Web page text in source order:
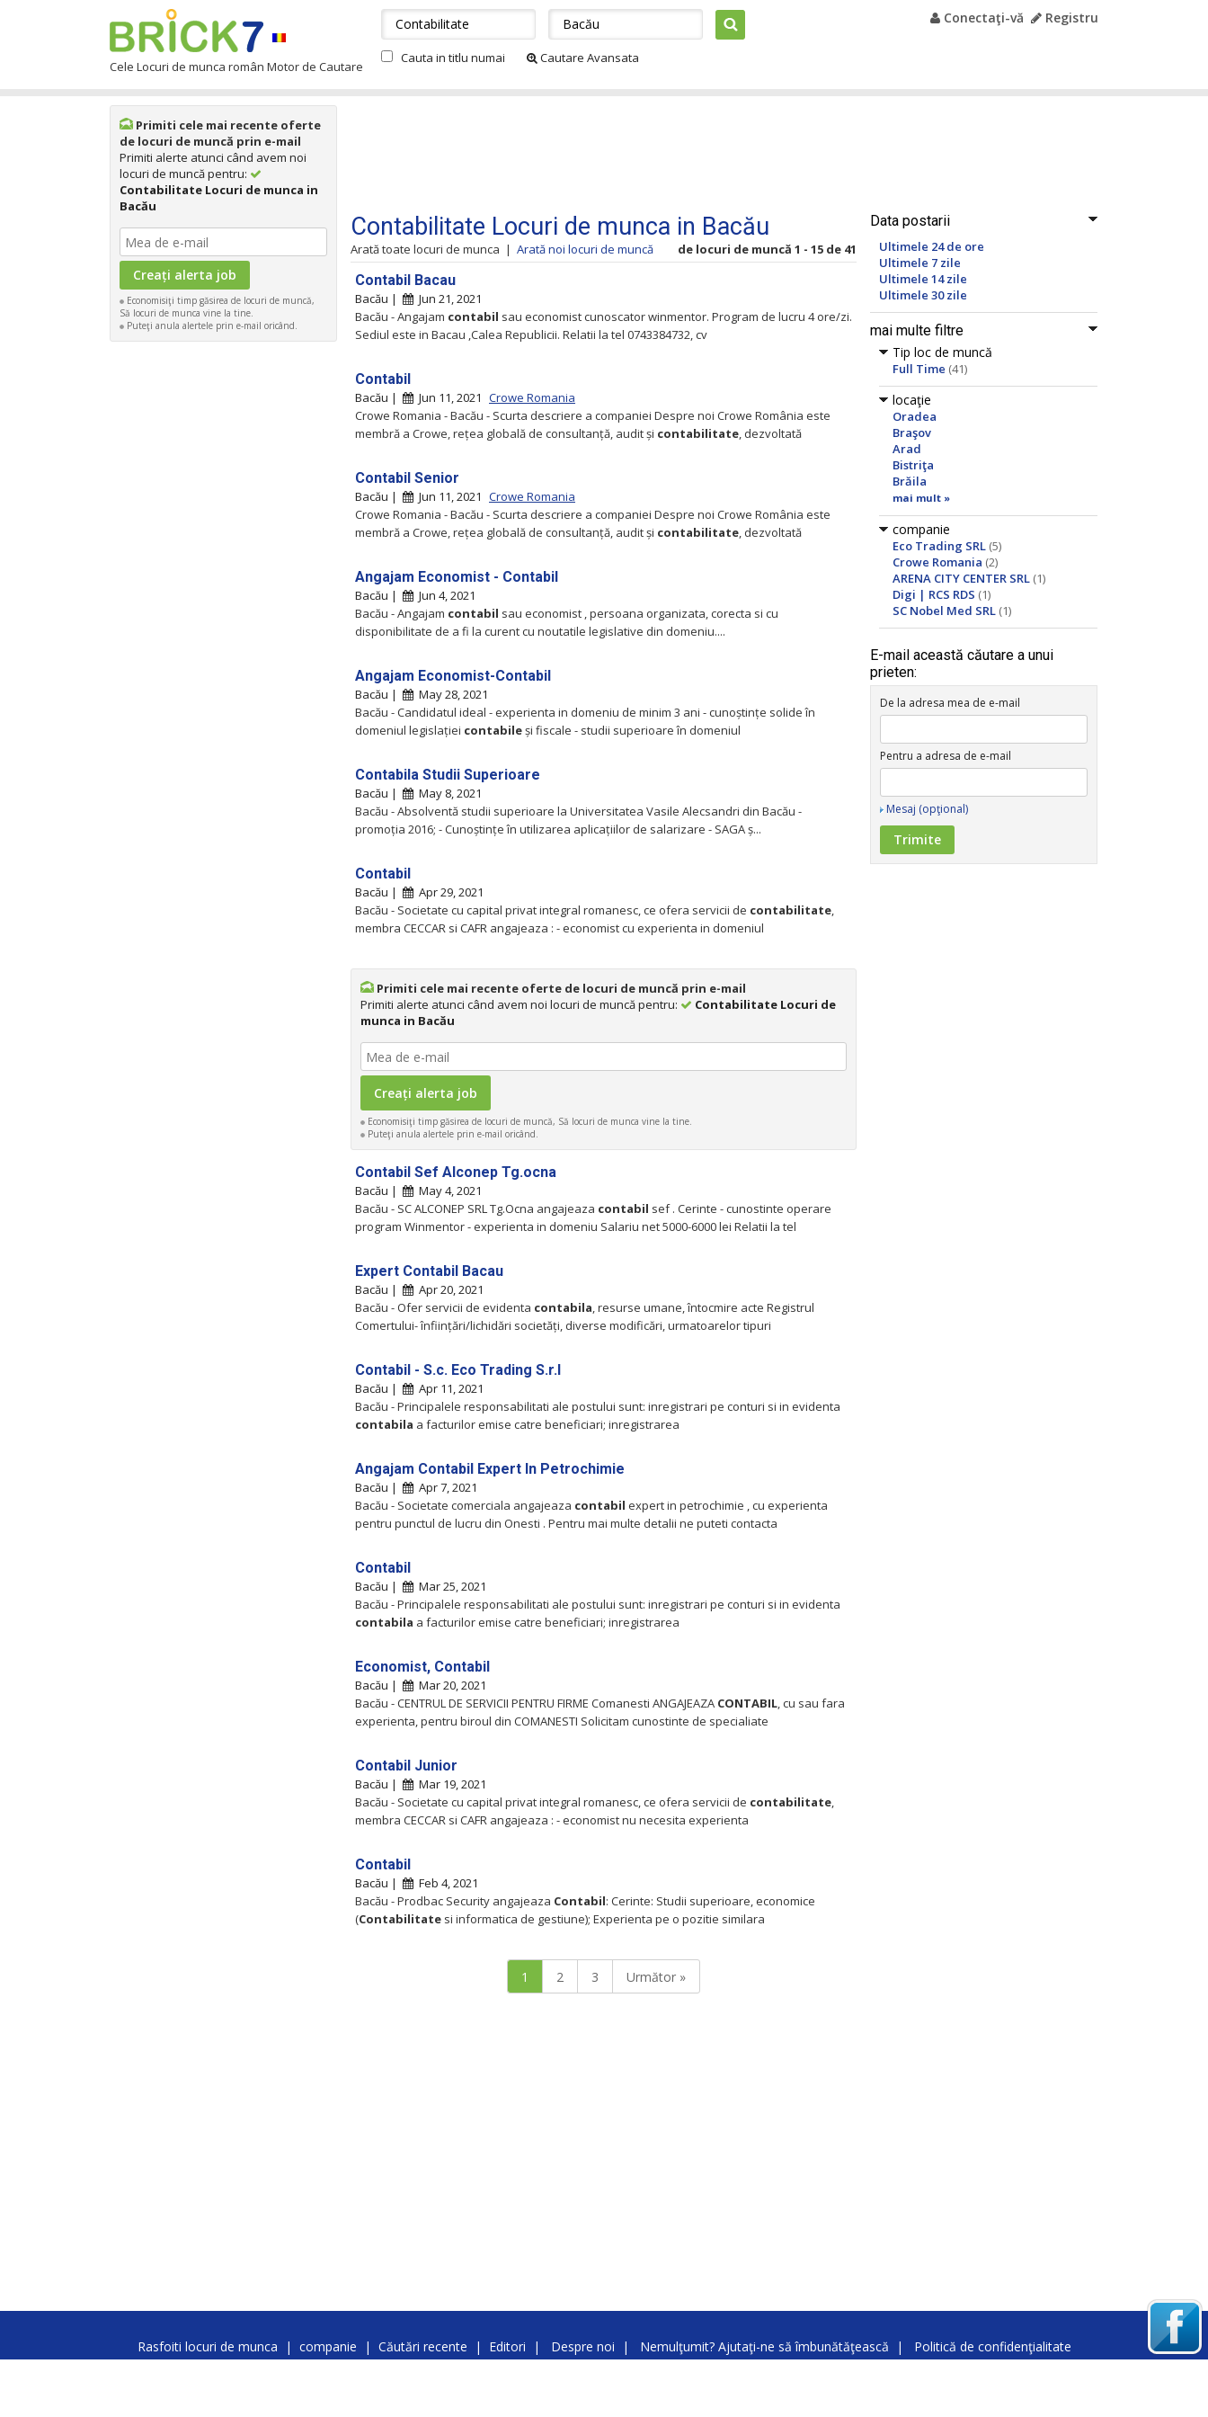
Cele Locuri de munca român Motor de Cautare
Conectaţi-vă Registru
Cauta in titlu numai Cautare Avansata
Primiti cele mai recente oferte
de locuri de muncă prin e-mail
Primiti alerte atunci când avem noi
locuri de muncă pentru:
Contabilitate Locuri de munca in
Bacău
Economisiţi timp găsirea de locuri de muncă,
Să locuri de munca vine la tine.
Puteţi anula alertele prin e-mail oricând.
Data postarii
Ultimele 24 de ore
Ultimele 7 zile
Ultimele 14 zile
Ultimele 30 zile
mai multe filtre
Tip loc de muncă
Full Time (41)
locaţie
Oradea
Braşov
Arad
Bistriţa
Brăila
mai mult »
companie
Eco Trading SRL (5)
Crowe Romania (2)
ARENA CITY CENTER SRL (1)
Digi | RCS RDS (1)
SC Nobel Med SRL (1)
E-mail această căutare a unui
prieten:
De la adresa mea de e-mail
Pentru a adresa de e-mail
Mesaj (opţional)
Contabilitate Locuri de munca in Bacău
Arată toate locuri de munca | Arată noi locuri de muncă de locuri de muncă 1 - 15 de 41
Contabil Bacau
Bacău |
Jun 21, 2021
Bacău - Angajam contabil sau economist cunoscator winmentor. Program de lucru 4 ore/zi.
Sediul este in Bacau ,Calea Republicii. Relatii la tel 0743384732, cv
Contabil
Bacău | Jun 11, 2021 Crowe Romania
Crowe Romania - Bacău - Scurta descriere a companiei Despre noi Crowe România este
membră a Crowe, rețea globală de consultanță, audit și contabilitate, dezvoltată
Contabil Senior
Bacău | Jun 11, 2021 Crowe Romania
Crowe Romania - Bacău - Scurta descriere a companiei Despre noi Crowe România este
membră a Crowe, rețea globală de consultanță, audit și contabilitate, dezvoltată
Angajam Economist - Contabil
Bacău |
Jun 4, 2021
Bacău - Angajam contabil sau economist , persoana organizata, corecta si cu
disponibilitate de a fi la curent cu noutatile legislative din domeniu....
Angajam Economist-Contabil
Bacău |
May 28, 2021
Bacău - Candidatul ideal - experienta in domeniu de minim 3 ani - cunoștințe solide în
domeniul legislației contabileși fiscale - studii superioare în domeniul
Contabila Studii Superioare
Bacău |
May 8, 2021
Bacău - Absolventă studii superioare la Universitatea Vasile Alecsandri din Bacău -
promoția 2016; - Cunoștințe în utilizarea aplicațiilor de salarizare - SAGA ș...
Contabil
Bacău |
Apr 29, 2021
Bacău - Societate cu capital privat integral romanesc, ce ofera servicii de contabilitate,
membra CECCAR si CAFR angajeaza : - economist cu experienta in domeniul
Primiti cele mai recente oferte de locuri de muncă prin e-mail
Primiti alerte atunci când avem noi locuri de muncă pentru:
Contabilitate Locuri de
munca in Bacău
Economisiţi timp găsirea de locuri de muncă, Să locuri de munca vine la tine.
Puteţi anula alertele prin e-mail oricând.
Contabil Sef Alconep Tg.ocna
Bacău |
May 4, 2021
Bacău - SC ALCONEP SRL Tg.Ocna angajeaza contabil sef . Cerinte - cunostinte operare
program Winmentor - experienta in domeniu Salariu net 5000-6000 lei Relatii la tel
Expert Contabil Bacau
Bacău |
Apr 20, 2021
Bacău - Ofer servicii de evidenta contabila, resurse umane, întocmire acte Registrul
Comertului- înființări/lichidări societăți, diverse modificări, urmatoarelor tipuri
Contabil - S.c. Eco Trading S.r.l
Bacău |
Apr 11, 2021
Bacău - Principalele responsabilitati ale postului sunt: inregistrari pe conturi si in evidenta
contabila a facturilor emise catre beneficiari; inregistrarea
Angajam Contabil Expert In Petrochimie
Bacău |
Apr 7, 2021
Bacău - Societate comerciala angajeaza contabil expert in petrochimie , cu experienta
pentru punctul de lucru din Onesti . Pentru mai multe detalii ne puteti contacta
Contabil
Bacău |
Mar 25, 2021
Bacău - Principalele responsabilitati ale postului sunt: inregistrari pe conturi si in evidenta
contabila a facturilor emise catre beneficiari; inregistrarea
Economist, Contabil
Bacău |
Mar 20, 2021
Bacău - CENTRUL DE SERVICII PENTRU FIRME Comanesti ANGAJEAZA CONTABIL, cu sau fara
experienta, pentru biroul din COMANESTI Solicitam cunostinte de specialiate
Contabil Junior
Bacău |
Mar 19, 2021
Bacău - Societate cu capital privat integral romanesc, ce ofera servicii de contabilitate,
membra CECCAR si CAFR angajeaza : - economist nu necesita experienta
Contabil
Bacău |
Feb 4, 2021
Bacău - Prodbac Security angajeaza Contabil: Cerinte: Studii superioare, economice
(Contabilitate si informatica de gestiune); Experienta pe o pozitie similara
1 2 3 Următor »
Rasfoiti locuri de munca | companie | Căutări recente | Editori | Despre noi | Nemulţumit? Ajutaţi-ne să îmbunătăţească | Politică de confidenţialitate